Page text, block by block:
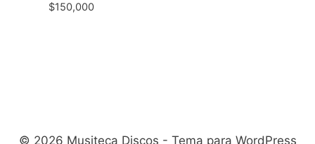
$150,000
© 2026 Musiteca Discos - Tema para WordPress